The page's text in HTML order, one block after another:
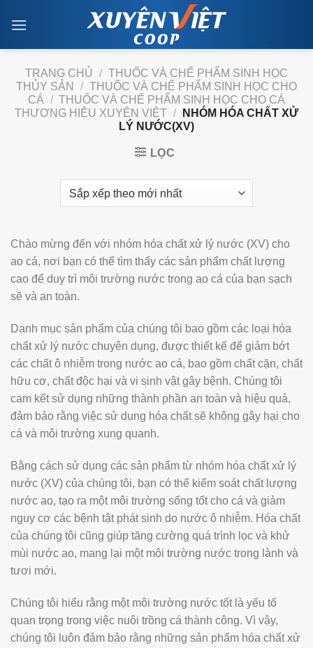
TRANG CHỦ / THUỐC VÀ CHẾ PHẨM SINH HỌC
THỦY SẢN
/ THUỐC VÀ CHẾ PHẨM SINH HỌC CHO
CÁ / THUỐC VÀ CHẾ PHẨM SINH HỌC CHO CÁ
THƯƠNG HIỆU XUYÊN VIỆT /
NHÓM HÓA CHẤT XỬ
LÝ NƯỚC(XV)
LỌC
Chào mừng đến với nhóm hóa chất xử lý nước (XV) cho
ao cá, nơi bạn có thể tìm thấy các sản phẩm chất lượng
cao để duy trì môi trường nước trong ao cá của bạn sạch
sẽ và an toàn.
Danh mục sản phẩm của chúng tôi bao gồm các loại hóa
chất xử lý nước chuyên dụng, được thiết kế để giảm bớt
các chất ô nhiễm trong nước ao cá, bao gồm chất cặn, chất
hữu cơ, chất độc hại và vi sinh vật gây bệnh. Chúng tôi
cam kết sử dụng những thành phần an toàn và hiệu quả,
đảm bảo rằng việc sử dụng hóa chất sẽ không gây hại cho
cá và môi trường xung quanh.
Bằng cách sử dụng các sản phẩm từ nhóm hóa chất xử lý
nước (XV) của chúng tôi, bạn có thể kiểm soát chất lượng
nước ao, tạo ra một môi trường sống tốt cho cá và giảm
nguy cơ các bệnh tật phát sinh do nước ô nhiễm. Hóa chất
của chúng tôi cũng giúp tăng cường quá trình lọc và khử
mùi nước ao, mang lại một môi trường nước trong lành và
tươi mới.
Chúng tôi hiểu rằng một môi trường nước tốt là yếu tố
quan trọng trong việc nuôi trồng cá thành công. Vì vậy,
chúng tôi luôn đảm bảo rằng những sản phẩm hóa chất xử